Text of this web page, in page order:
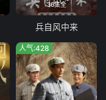
36集全
兵自风中来
人气:428